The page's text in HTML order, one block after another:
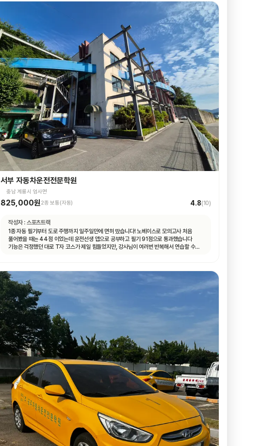
서부 자동차운전전문학원
충남 계룡시 엄사면
825,000원2종 보통(자동) 4.8(10)
작성자 : 스포츠트랙
1종 자동 필기부터 도로 주행까지 일주일만에 면허 땄습니다! 노베이스로 모의고사 처음
풀어봤을 때는 44점 이었는데 운전선생 앱으로 공부하고 필기 91점으로 통과했습니다
기능은 걱정했던 대로 T자 코스가 제일 힘들었지만, 강사님이 여러번 반복해서 연습할 수
강사님마다 알려주시는 스타일이 조금씩 다른데, 그냥 본인이 편한 대로 운전하시면 됩니다
다들 처음 운전대 잡아보는 거니까 아무것도 모르는 게 당연한 거니, 잘 모르겠는 것이나
궁금한 게 있다면 강사님께 적극적으로 질문하시는 걸 추천드려요! 운전 잘 하면 뭐하러
학원에 오겠어요~